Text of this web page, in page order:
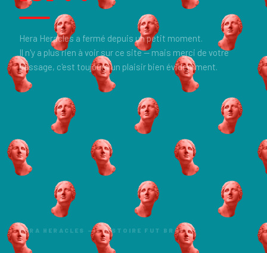
Hera Heracles a fermé depuis un petit moment.
Il n'y a plus rien à voir sur ce site — mais merci de votre
passage, c'est toujours un plaisir bien évidemment.
HERA HERACLES — L'HISTOIRE FUT BRÈVE.